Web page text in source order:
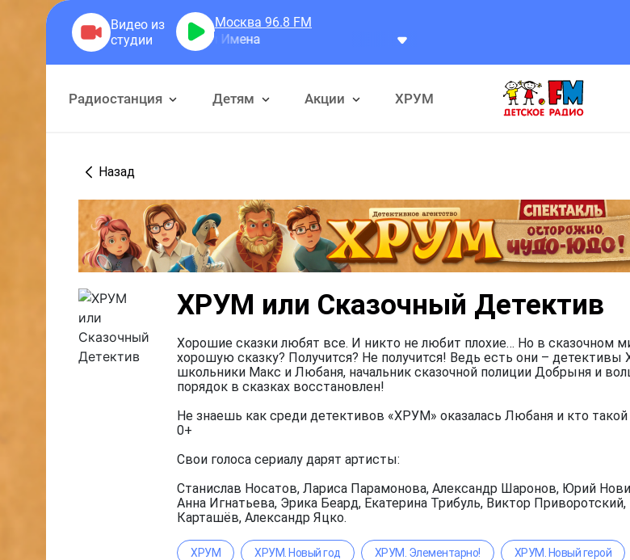
Москва 96.8 FM
Что Значат Наши Имена
Радиостанция Детям Акции ХРУМ
Назад
ХРУМ или Сказочный Детектив
Хорошие сказки любят все. И никто не любит плохие… Но в сказочном
хорошую сказку? Получится? Не получится! Ведь есть они –
школьники Макс и Любаня, начальник сказочной полиции Добрыня и
порядок в сказках восстановлен!
Не знаешь как среди детективов «ХРУМ» оказалась Любаня и кто
0+
Свои голоса сериалу дарят артисты:
Станислав Носатов, Лариса Парамонова, Александр Шаронов, Юрий
Анна Игнатьева, Эрика Беард, Екатерина Трибуль, Виктор
Карташёв, Александр Яцко.
ХРУМ ХРУМ. Новый год ХРУМ. Элементарно! ХРУМ. Новый герой